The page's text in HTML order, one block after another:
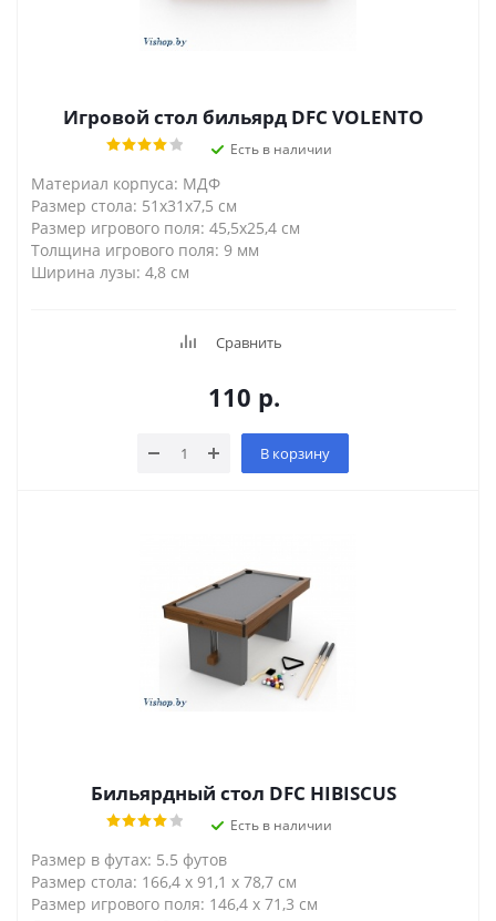
Игровой стол бильярд DFC VOLENTO
Есть в наличии
Материал корпуса: МДФ
Размер стола: 51х31х7,5 см
Размер игрового поля: 45,5х25,4 см
Толщина игрового поля: 9 мм
Ширина лузы: 4,8 см
Сравнить
110 р.
В корзину
Бильярдный стол DFC HIBISCUS
Есть в наличии
Размер в футах: 5.5 футов
Размер стола: 166,4 x 91,1 x 78,7 см
Размер игрового поля: 146,4 x 71,3 см